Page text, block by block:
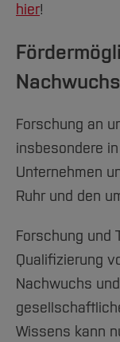
hier!
Forschung an
insbesondere
Unternehmen
Ruhr und den
Forschung und
Qualifizierung
Nachwuchs
Wissens kann